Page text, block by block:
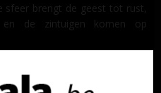
sfeer brengt de geest tot rust,
de zintuigen komen op
zachtheid, aandacht en